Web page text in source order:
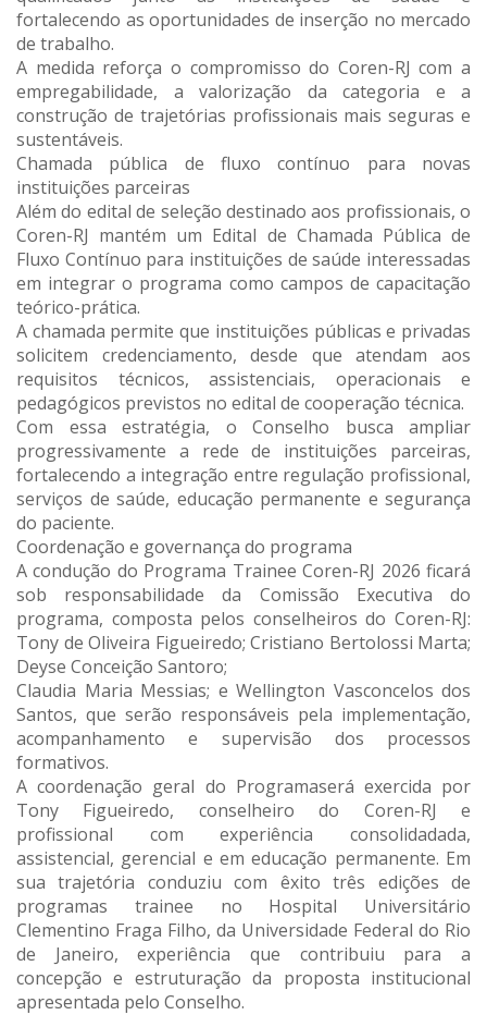
fortalecendo as oportunidades de inserção no mercado
de trabalho.
A medida reforça o compromisso do Coren-RJ com a
empregabilidade, a valorização da categoria e a
construção de trajetórias profissionais mais seguras e
sustentáveis.
Chamada pública de fluxo contínuo para novas
instituições parceiras
Além do edital de seleção destinado aos profissionais, o
Coren-RJ mantém um Edital de Chamada Pública de
Fluxo Contínuo para instituições de saúde interessadas
em integrar o programa como campos de capacitação
teórico-prática.
A chamada permite que instituições públicas e privadas
solicitem credenciamento, desde que atendam aos
requisitos técnicos, assistenciais, operacionais e
pedagógicos previstos no edital de cooperação técnica.
Com essa estratégia, o Conselho busca ampliar
progressivamente a rede de instituições parceiras,
fortalecendo a integração entre regulação profissional,
serviços de saúde, educação permanente e segurança
do paciente.
Coordenação e governança do programa
A condução do Programa Trainee Coren-RJ 2026 ficará
sob responsabilidade da Comissão Executiva do
programa, composta pelos conselheiros do Coren-RJ:
Tony de Oliveira Figueiredo; Cristiano Bertolossi Marta;
Deyse Conceição Santoro;
Claudia Maria Messias; e Wellington Vasconcelos dos
Santos, que serão responsáveis pela implementação,
acompanhamento e supervisão dos processos
formativos.
A coordenação geral do Programaserá exercida por
Tony Figueiredo, conselheiro do Coren-RJ e
profissional com experiência consolidadada,
assistencial, gerencial e em educação permanente. Em
sua trajetória conduziu com êxito três edições de
programas trainee no Hospital Universitário
Clementino Fraga Filho, da Universidade Federal do Rio
de Janeiro, experiência que contribuiu para a
concepção e estruturação da proposta institucional
apresentada pelo Conselho.